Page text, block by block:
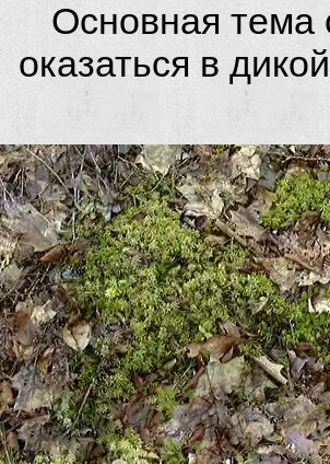
Основная тема
оказаться в